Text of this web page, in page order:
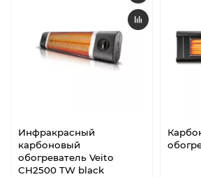
Инфракрасный
карбоновый
обогреватель Veito
CH2500 TW black